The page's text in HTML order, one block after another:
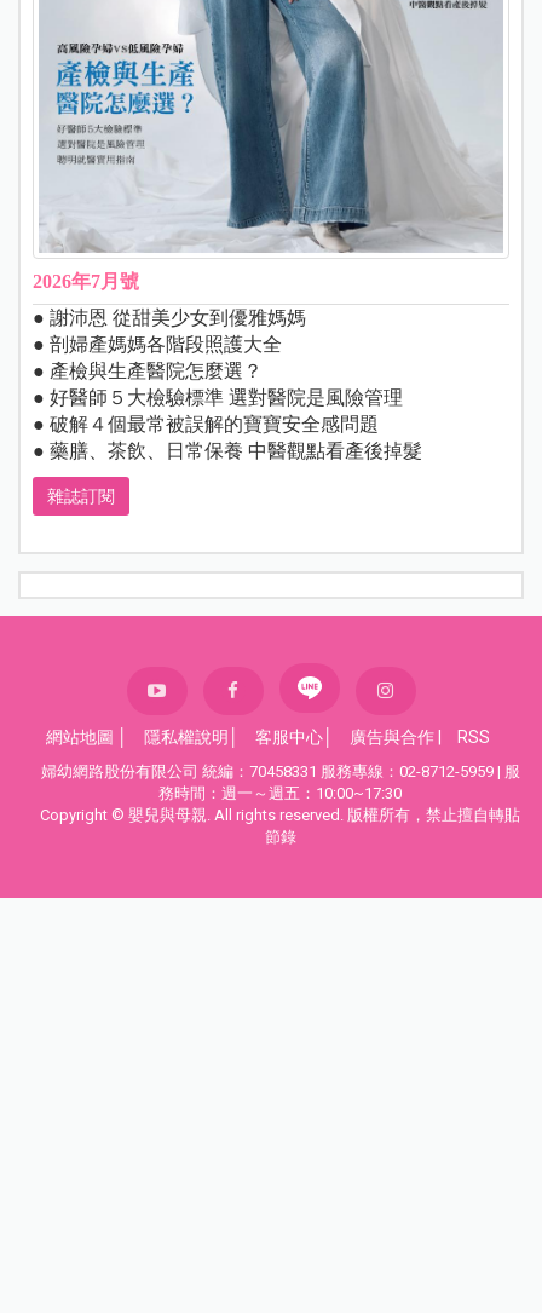
2026年7月號
● 謝沛恩 從甜美少女到優雅媽媽
● 剖婦產媽媽各階段照護大全
● 產檢與生產醫院怎麼選？
● 好醫師５大檢驗標準 選對醫院是風險管理
● 破解４個最常被誤解的寶寶安全感問題
● 藥膳、茶飲、日常保養 中醫觀點看產後掉髮
雜誌訂閱
網站地圖 隱私權說明 客服中心 廣告與合作 RSS
婦幼網路股份有限公司 統編：70458331 服務專線：02-8712-5959 | 服
務時間：週一～週五：10:00~17:30
Copyright © 嬰兒與母親. All rights reserved. 版權所有，禁止擅自轉貼
節錄